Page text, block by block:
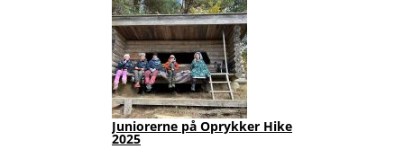
Juniorerne på Oprykker Hike
2025